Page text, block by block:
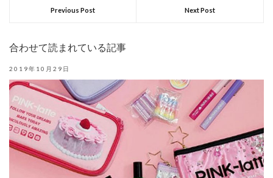
Previous Post Next Post
合わせて読まれている記事
2019年10月29日